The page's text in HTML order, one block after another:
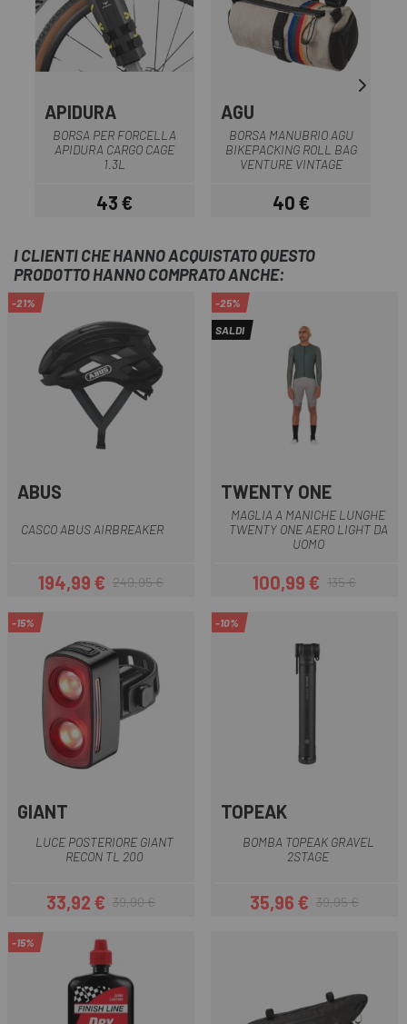
APIDURA
BORSA PER FORCELLA
APIDURA CARGO CAGE
1.3L
Prezzo
43 €
AGU
BORSA MANUBRIO AGU
BIKEPACKING ROLL BAG
VENTURE VINTAGE
Prezzo
40 €
I CLIENTI CHE HANNO ACQUISTATO QUESTO
PRODOTTO HANNO COMPRATO ANCHE:
-21%
ABUS
CASCO ABUS AIRBREAKER
Prezzo
194,99 €Prezzo base
249,95 €
-25%
SALDI
TWENTY ONE
MAGLIA A MANICHE LUNGHE
TWENTY ONE AERO LIGHT DA
UOMO
Prezzo
100,99 €Prezzo base
135 €
-15%
GIANT
LUCE POSTERIORE GIANT
RECON TL 200
Prezzo
33,92 €Prezzo base
39,90 €
-10%
TOPEAK
BOMBA TOPEAK GRAVEL
2STAGE
Prezzo
35,96 €Prezzo base
39,95 €
-15%